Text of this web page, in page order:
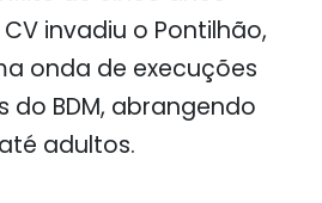
invadiu o Pontilhão,
onda de execuções
BDM, abrangendo
adultos.